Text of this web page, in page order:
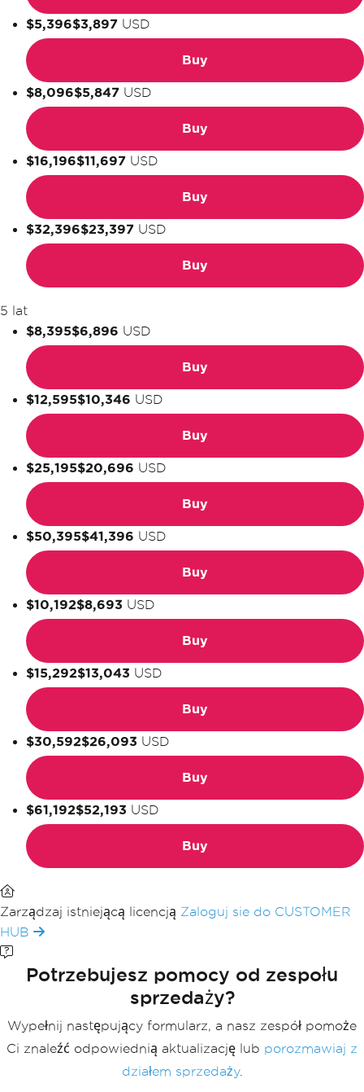
$5,396$3,897 USD
Buy
$8,096$5,847 USD
Buy
$16,196$11,697 USD
Buy
$32,396$23,397 USD
Buy
5 lat
$8,395$6,896 USD
Buy
$12,595$10,346 USD
Buy
$25,195$20,696 USD
Buy
$50,395$41,396 USD
Buy
$10,192$8,693 USD
Buy
$15,292$13,043 USD
Buy
$30,592$26,093 USD
Buy
$61,192$52,193 USD
Buy
Zarządzaj istniejącą licencją Zaloguj sie do CUSTOMER
HUB
Potrzebujesz pomocy od zespołu
sprzedaży?
Wypełnij następujący formularz, a nasz zespół pomoże
Ci znaleźć odpowiednią aktualizację lub porozmawiaj z
działem sprzedaży.